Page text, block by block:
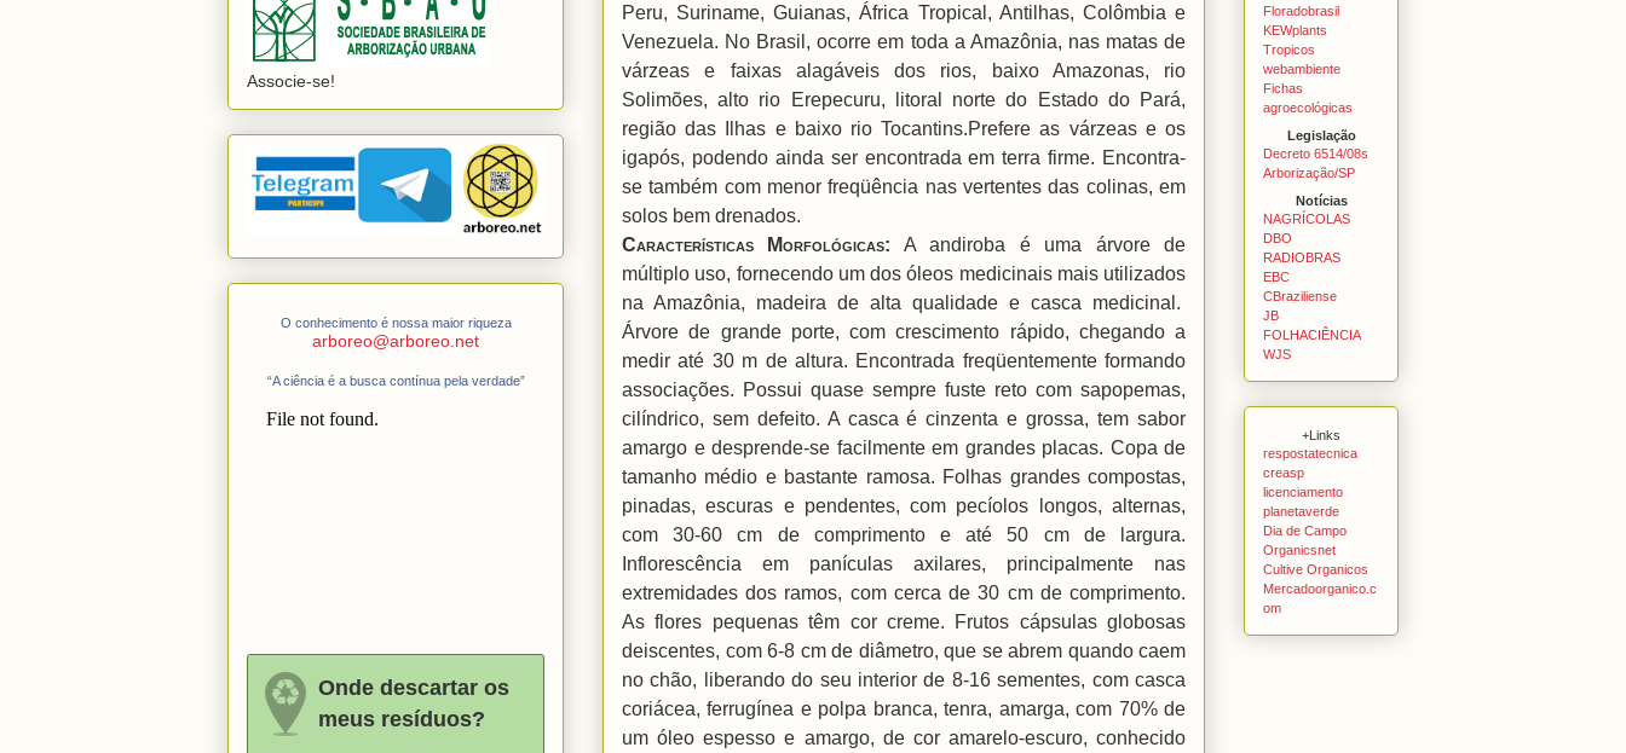
Peru, Suriname, Guianas, África Tropical, Antilhas, Colômbia e
Venezuela. No Brasil, ocorre em toda a Amazônia, nas matas de
várzeas e faixas alagáveis dos rios, baixo Amazonas, rio
Solimões, alto rio Erepecuru, litoral norte do Estado do Pará,
região das Ilhas e baixo rio Tocantins.Prefere as várzeas e os
igapós, podendo ainda ser encontrada em terra firme. Encontra-
se também com menor freqüência nas vertentes das colinas, em
solos bem drenados.
Características Morfológicas: A andiroba é uma árvore de
múltiplo uso, fornecendo um dos óleos medicinais mais utilizados
na Amazônia, madeira de alta qualidade e casca medicinal.
Árvore de grande porte, com crescimento rápido, chegando a
medir até 30 m de altura. Encontrada freqüentemente formando
associações. Possui quase sempre fuste reto com sapopemas,
cilíndrico, sem defeito. A casca é cinzenta e grossa, tem sabor
amargo e desprende-se facilmente em grandes placas. Copa de
tamanho médio e bastante ramosa. Folhas grandes compostas,
pinadas, escuras e pendentes, com pecíolos longos, alternas,
com 30-60 cm de comprimento e até 50 cm de largura.
Inflorescência em panículas axilares, principalmente nas
extremidades dos ramos, com cerca de 30 cm de comprimento.
As flores pequenas têm cor creme. Frutos cápsulas globosas
deiscentes, com 6-8 cm de diâmetro, que se abrem quando caem
no chão, liberando do seu interior de 8-16 sementes, com casca
coriácea, ferrugínea e polpa branca, tenra, amarga, com 70% de
um óleo espesso e amargo, de cor amarelo-escuro, conhecido
Associe-se!
O conhecimento é nossa maior riqueza
arboreo@arboreo.net
“A ciência é a busca contínua pela verdade”
Floradobrasil
KEWplants
Tropicos
webambiente
Fichas
agroecológicas
Legislação
Decreto 6514/08s
Arborização/SP
Notícias
NAGRÍCOLAS
DBO
RADIOBRAS
EBC
CBraziliense
JB
FOLHACIÊNCIA
WJS
+Links
respostatecnica
creasp
licenciamento
planetaverde
Dia de Campo
Organicsnet
Cultive Organicos
Mercadoorganico.c
om